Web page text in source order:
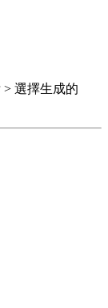
選擇生成的